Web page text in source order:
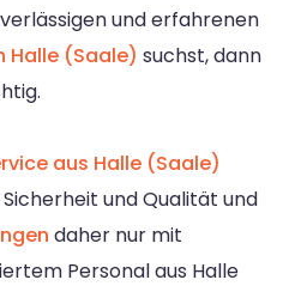
und erfahrenen
Halle (Saale) suchst, dann
aus Halle (Saale)
und Qualität und
daher nur mit
Personal aus Halle